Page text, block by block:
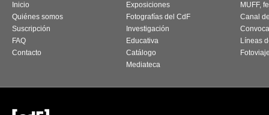
Inicio
Quiénes somos
Suscripción
FAQ
Contacto
Exposiciones
Fotografías del CdF
Investigación
Educativa
Catálogo
Mediateca
MUFF,
Canal
Líneas